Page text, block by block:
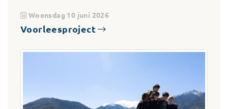
Woensdag 10 juni 2026
Voorleesproject